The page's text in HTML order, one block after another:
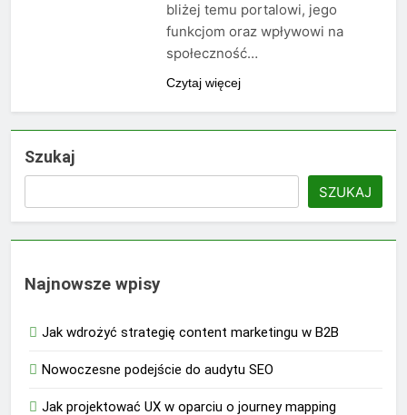
bliżej temu portalowi, jego
funkcjom oraz wpływowi na
społeczność…
Czytaj więcej
Szukaj
SZUKAJ
Najnowsze wpisy
Jak wdrożyć strategię content marketingu w B2B
Nowoczesne podejście do audytu SEO
Jak projektować UX w oparciu o journey mapping